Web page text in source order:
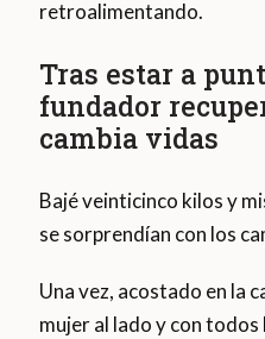
retroalimentando.
Tras estar a
fundador
cambia vidas
Bajé veinticinco kilos y
se sorprendían con los
Una vez, acostado en la
mujer al lado y con